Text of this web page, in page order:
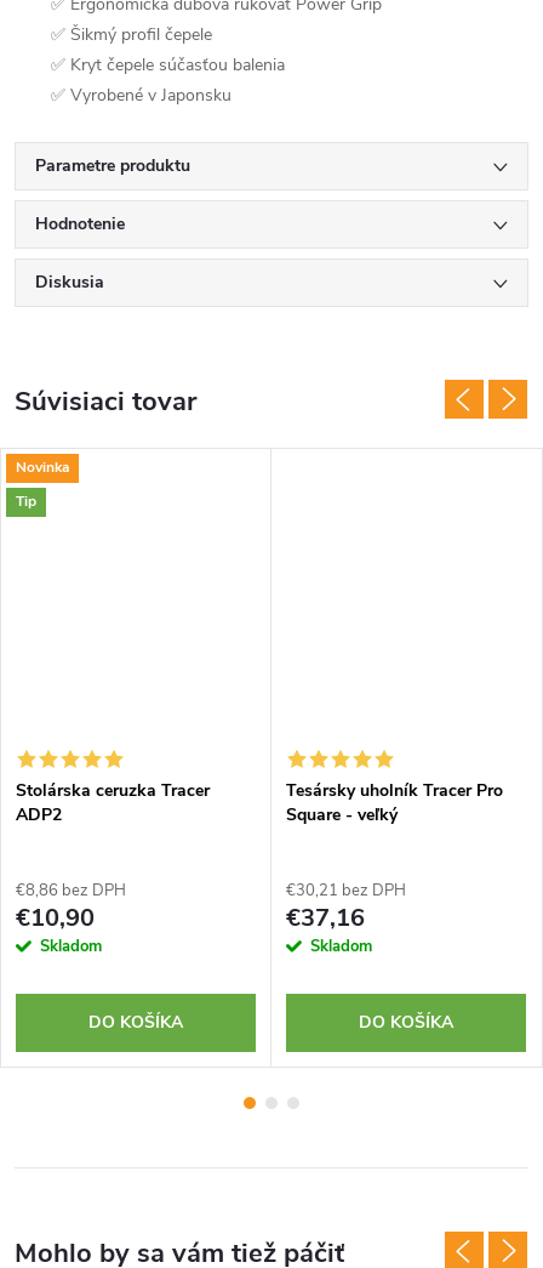
✅ Šikmý profil čepele
✅ Kryt čepele súčasťou balenia
✅ Vyrobené v Japonsku
Parametre produktu
Hodnotenie
Diskusia
Súvisiaci tovar
Novinka
Tip
Stolárska ceruzka Tracer
ADP2
€8,86 bez DPH
€10,90
Skladom
DO KOŠÍKA
Tesársky uholník Tracer Pro
Square - veľký
€30,21 bez DPH
€37,16
Skladom
DO KOŠÍKA